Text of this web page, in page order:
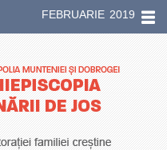
FEBRUARIE 2019